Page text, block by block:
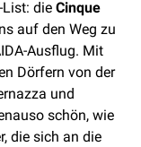
die Cinque
auf den Weg zu
Ausflug. Mit
Dörfern von der
und
schön, wie
die sich an die